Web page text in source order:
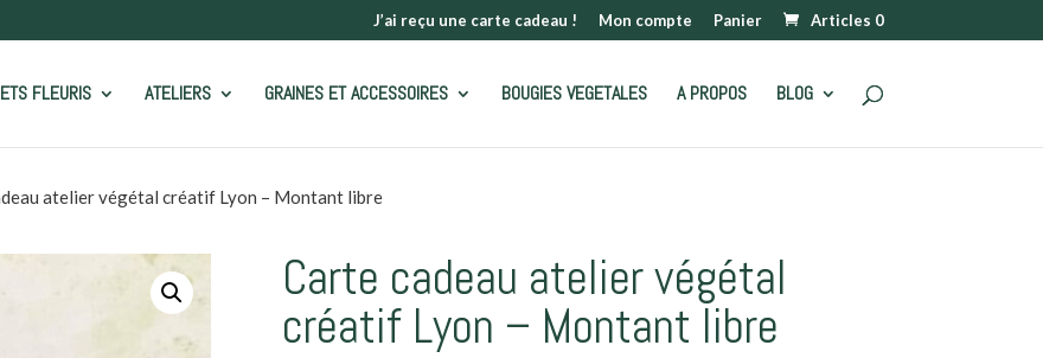
J’ai reçu une carte cadeau ! Mon compte Panier Articles 0
FLEURIS ATELIERS GRAINES ET ACCESSOIRES BOUGIES VEGETALES A PROPOS BLOG
atelier végétal créatif Lyon – Montant libre
Carte cadeau atelier végétal
créatif Lyon – Montant libre